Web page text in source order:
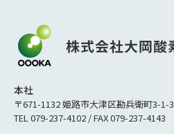
本社
〒671-1132 姫路市大津区勘兵衛町3-1-3
TEL 079-237-4102 / FAX 079-237-4143